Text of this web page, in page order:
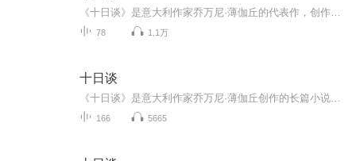
78 1.1万
十日谈
166 5665